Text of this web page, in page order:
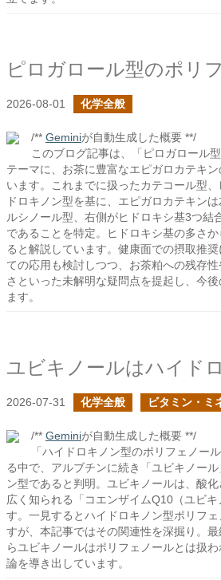
ピロガロール型のポリ
2026-08-01 化学全般
/** Geminiが自動生成した概要 **/
このブログ記事は、「ピロガロール
テーマに、お茶に豊富なエピガロカテキ
います。これまでに扱ったカテコール型
ドロキノン型を基に、エピガロカテキン
ルシノール型、右側がヒドロキシ基3つ結
であることを特定。ヒドロキシ基の多さ
ると解説しています。健康面での摂取推
ての応用も検討しつつ、お茶粕への残存
さといった未解明な疑問点を提起し、今
ます。
2026-07-31 化学全般 ビタミン・ミ
/** Geminiが自動生成した概要 **/
「ハイドロキノン型のポリフェノー
る中で、アルブチンに続き「ユビキノー
ン型であると判明。ユビキノールは、酸
広く知られる「コエンザイムQ10（ユビ
す。一見するとハイドロキノン型ポリフ
すが、本記事ではその関連性を深掘り。
らユビキノールはポリフェノールとは扱
論を導き出しています。